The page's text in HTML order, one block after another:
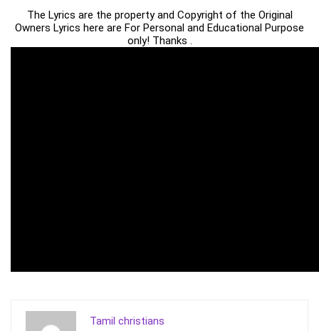
The Lyrics are the property and Copyright of the Original
Owners Lyrics here are For Personal and Educational Purpose
only! Thanks .
Tamil christians